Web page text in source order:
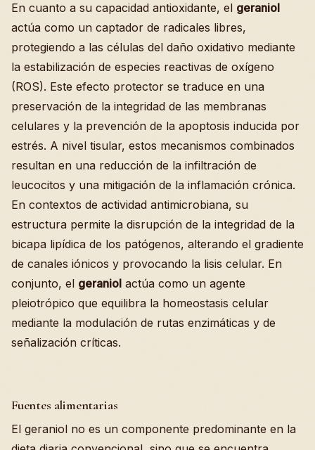
En cuanto a su capacidad antioxidante, el geraniol
actúa como un captador de radicales libres,
protegiendo a las células del daño oxidativo mediante
la estabilización de especies reactivas de oxígeno
(ROS). Este efecto protector se traduce en una
preservación de la integridad de las membranas
celulares y la prevención de la apoptosis inducida por
estrés. A nivel tisular, estos mecanismos combinados
resultan en una reducción de la infiltración de
leucocitos y una mitigación de la inflamación crónica.
En contextos de actividad antimicrobiana, su
estructura permite la disrupción de la integridad de la
bicapa lipídica de los patógenos, alterando el gradiente
de canales iónicos y provocando la lisis celular. En
conjunto, el geraniol actúa como un agente
pleiotrópico que equilibra la homeostasis celular
mediante la modulación de rutas enzimáticas y de
señalización críticas.
Fuentes alimentarias
El geraniol no es un componente predominante en la